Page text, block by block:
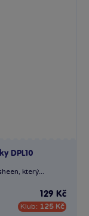
DPL10
který...
129 Kč
Klub: 125 Kč